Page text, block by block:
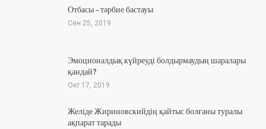
Отбасы – тәрбие бастауы
Сен 25, 2019
Эмоционалдық күйреуді болдырмаудың шаралары
қандай?
Окт 17, 2019
Желіде Жириновскийдің қайтыс болғаны туралы
ақпарат тарады